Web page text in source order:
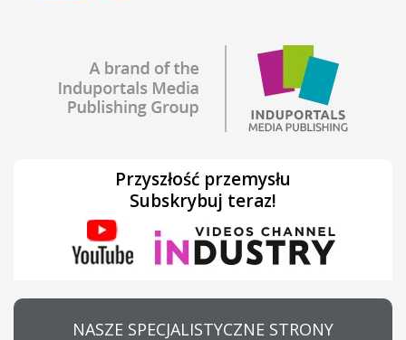
Przyszłość przemysłu
Subskrybuj teraz!
NASZE SPECJALISTYCZNE STRONY